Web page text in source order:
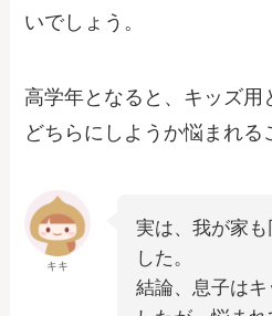
いでしょう。
高学年となると、キッズ用
どちらにしようか悩まれる
キキ
実は、我が家
した。
結論、息子は